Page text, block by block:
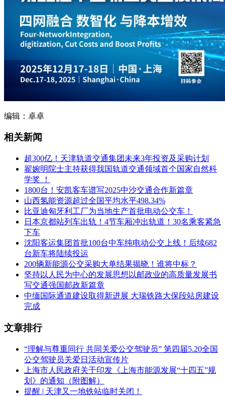
编辑：卓卓
相关新闻
超300亿！天津轨道交通集团未来3年投资及采购计划
翟婉明院士主持获得我国轨道交通领域首个国家自然科
学奖 ！
1800台！安凯客车谱写2025中沙交通合作新篇章
山西氢能资源超过全国平均水平498.34%
比亚迪匈牙利工厂为当地生产首批电动公交车！
日本京都站列车出轨！4节车厢冲出轨道！30名乘客紧急
下车
沈阳客运集团首批100台中车纯电动公交上线！后续682
台新车将陆续投运
200辆新能源公交采购大单结果揭晓！谁将中标？
坚持以人民为中心的发展思想以邮政业的高质量发展书
写交通强国邮政新篇章
中缅国际通道建设取得新进展 大瑞铁路大保段站房建设
完成
文章排行
“理解与尊重同行 共同关爱公交驾驶员” 第四届5.20全国
公交驾驶员关爱日活动宣传片
上海市人民政府关于印发《上海市能源发展“十四五”规
划》的通知（附图解）
提醒 | 天津又一地铁站临时关闭！